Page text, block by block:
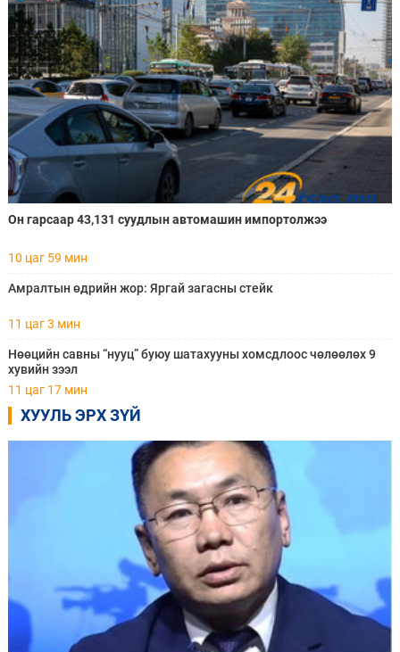
Он гарсаар 43,131 суудлын автомашин импортолжээ
10 цаг 59 мин
Амралтын өдрийн жор: Яргай загасны стейк
11 цаг 3 мин
Нөөцийн савны “нууц” буюу шатахууны хомсдлоос чөлөөлөх 9
хувийн зээл
11 цаг 17 мин
ХУУЛЬ ЭРХ ЗҮЙ